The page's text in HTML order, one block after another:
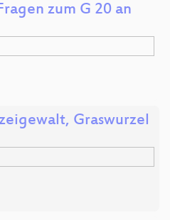
zum G 20 an
Graswurzel